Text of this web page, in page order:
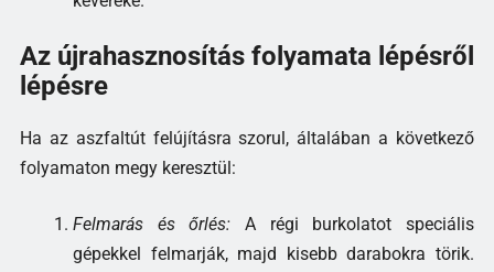
Az újrahasznosítás folyamata lépésről
lépésre
Ha az aszfaltút felújításra szorul, általában a következő
folyamaton megy keresztül:
Felmarás és őrlés: A régi burkolatot speciális
gépekkel felmarják, majd kisebb darabokra törik.